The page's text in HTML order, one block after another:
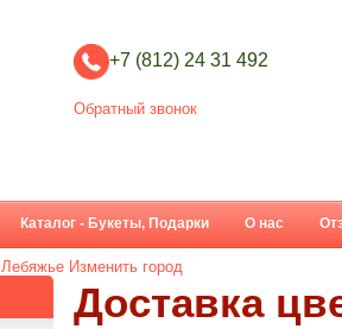
+7 (812) 24 31 492
Обратный звонок
Каталог - Букеты, Подарки О нас
Лебяжье Изменить город
Доставка